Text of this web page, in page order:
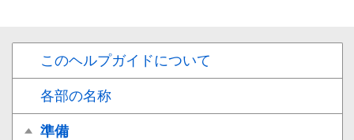
このヘルプガイドについて
各部の名称
準備